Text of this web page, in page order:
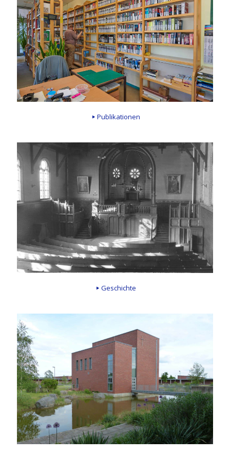
Publikationen
Geschichte